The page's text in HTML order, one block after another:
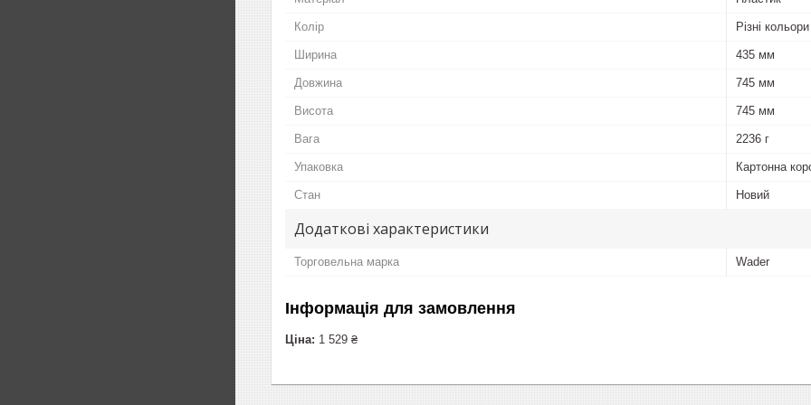
Колір Різні кольори
Ширина 435 мм
Довжина 745 мм
Висота 745 мм
Вага 2236 г
Упаковка Картонна
Стан Новий
Додаткові характеристики
Торговельна марка Wader
Інформація для замовлення
Ціна: 1 529 ₴